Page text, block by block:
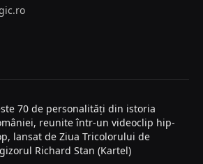
70 de personalități din istoria
reunite într-un videoclip hip-
lansat de Ziua Tricolorului de
Richard Stan (Kartel)